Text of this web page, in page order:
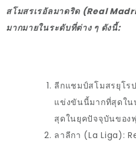
สโมสรเรอัลมาดริด (Real
มากมายในระดับที่ต่าง ๆ ดังนี้:
ลีกแชมป์สโมสรยุโร
แข่งขันนี้มากที่สุดใน
สุดในยุคปัจจุบันของ
ลาลีกา (La Liga):